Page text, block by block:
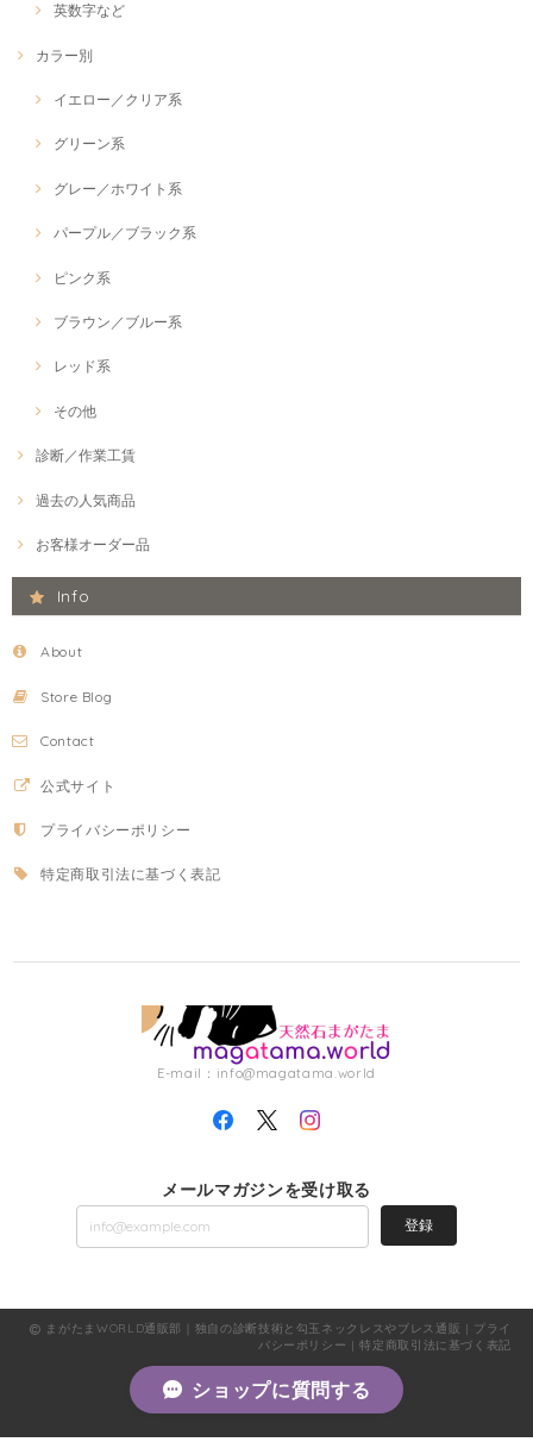
英数字など
カラー別
イエロー／クリア系
グリーン系
グレー／ホワイト系
パープル／ブラック系
ピンク系
ブラウン／ブルー系
レッド系
その他
診断／作業工賃
過去の人気商品
お客様オーダー品
Info
About
Store Blog
Contact
公式サイト
プライバシーポリシー
特定商取引法に基づく表記
E-mail： info@magatama.world
メールマガジンを受け取る
登録
まがたまWORLD通販部｜独自の診断技術と勾玉ネックレスやブレス通販 | プライ
バシーポリシー |特定商取引法に基づく表記
ショップに質問する